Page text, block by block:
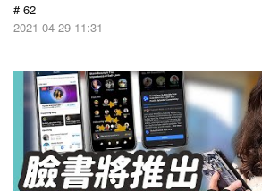
# 62
2021-04-29 11:31